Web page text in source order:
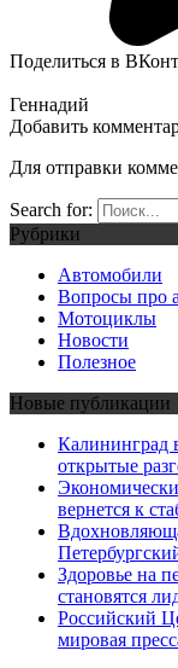
Поделиться в
Геннадий
Добавить
Для отправки
Search for:
Рубрики
Автомобили
Вопросы про
Мотоциклы
Новости
Полезное
Новые публикации
Калининград
открытые
вернется к
Здоровье на
становятся
Российский
мировая